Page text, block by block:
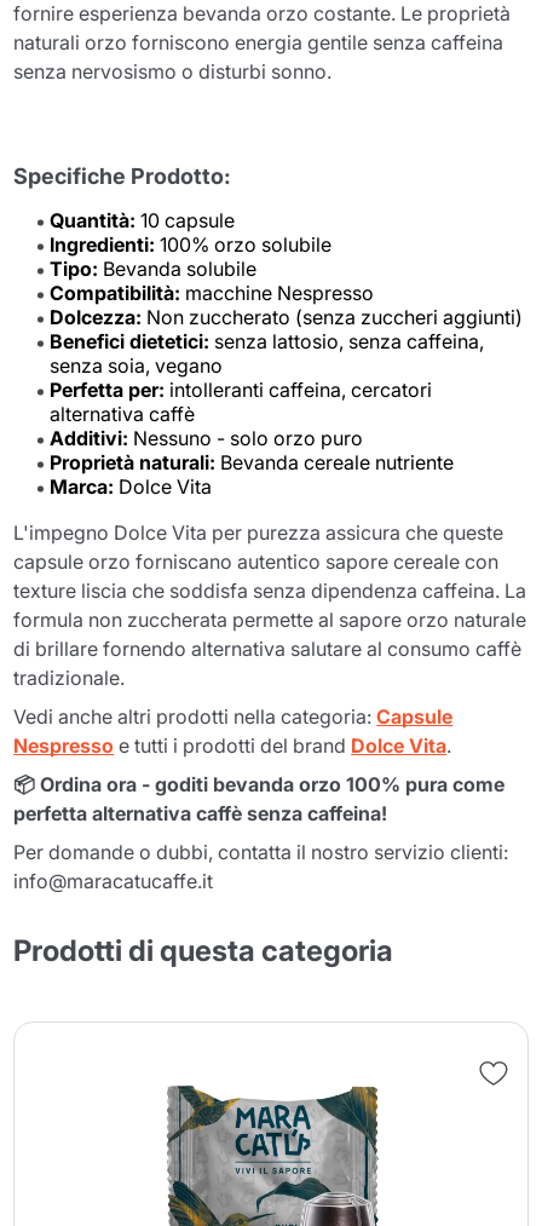
fornire esperienza bevanda orzo costante. Le proprietà
naturali orzo forniscono energia gentile senza caffeina
senza nervosismo o disturbi sonno.
Specifiche Prodotto:
Quantità: 10 capsule
Ingredienti: 100% orzo solubile
Tipo: Bevanda solubile
Compatibilità: macchine Nespresso
Dolcezza: Non zuccherato (senza zuccheri aggiunti)
Benefici dietetici: senza lattosio, senza caffeina,
senza soia, vegano
Perfetta per: intolleranti caffeina, cercatori
alternativa caffè
Additivi: Nessuno - solo orzo puro
Proprietà naturali: Bevanda cereale nutriente
Marca: Dolce Vita
L'impegno Dolce Vita per purezza assicura che queste
capsule orzo forniscano autentico sapore cereale con
texture liscia che soddisfa senza dipendenza caffeina. La
formula non zuccherata permette al sapore orzo naturale
di brillare fornendo alternativa salutare al consumo caffè
tradizionale.
Vedi anche altri prodotti nella categoria:Capsule
Nespresso e tutti i prodotti del brand Dolce Vita.
📦 Ordina ora - goditi bevanda orzo 100% pura come
perfetta alternativa caffè senza caffeina!
Per domande o dubbi, contatta il nostro servizio clienti:
info@maracatucaffe.it
Prodotti di questa categoria